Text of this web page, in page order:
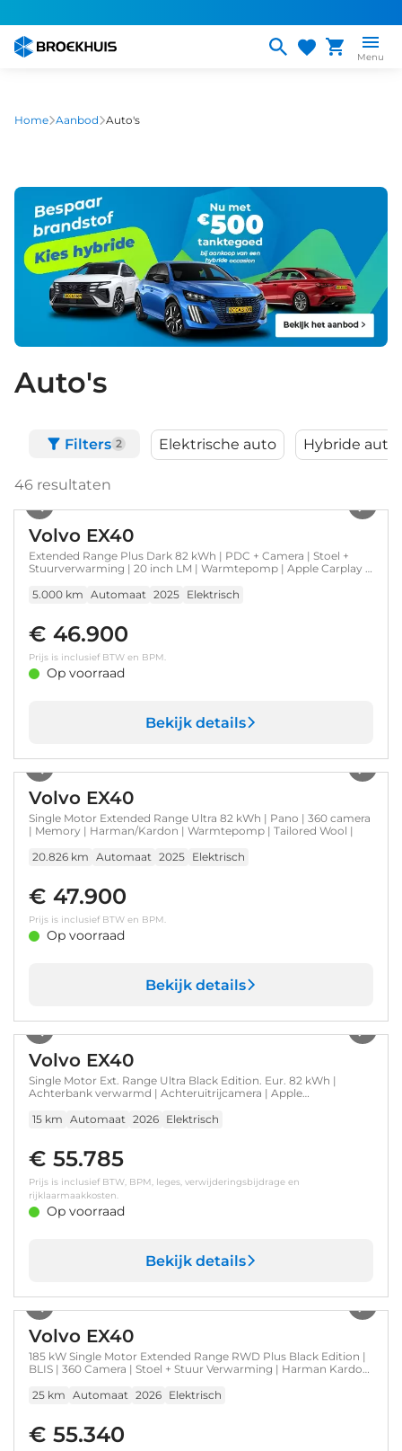
naar
gaan
Menu
Home Aanbod Auto's
Auto's
Filters 2 Elektrische auto Hybride auto
46 resultaten
Volvo EX40
Extended Range Plus Dark 82 kWh | PDC + Camera | Stoel +
Stuurverwarming | 20 inch LM | Warmtepomp | Apple Carplay -
5.000 km Automaat 2025 Elektrisch
€ 46.900
Prijs is inclusief BTW en BPM.
Op voorraad
Bekijk details
Volvo EX40
Single Motor Extended Range Ultra 82 kWh | Pano | 360 camera
| Memory | Harman/Kardon | Warmtepomp | Tailored Wool |
20.826 km Automaat 2025 Elektrisch
€ 47.900
Prijs is inclusief BTW en BPM.
Op voorraad
Bekijk details
Volvo EX40
Single Motor Ext. Range Ultra Black Edition. Eur. 82 kWh |
Achterbank verwarmd | Achteruitrijcamera | Apple
15 km Automaat 2026 Elektrisch
€ 55.785
Prijs is inclusief BTW, BPM, leges, verwijderingsbijdrage en
rijklaarmaakkosten.
Op voorraad
Bekijk details
Volvo EX40
185 kW Single Motor Extended Range RWD Plus Black Edition |
BLIS | 360 Camera | Stoel + Stuur Verwarming | Harman Kardon
25 km Automaat 2026 Elektrisch
€ 55.340